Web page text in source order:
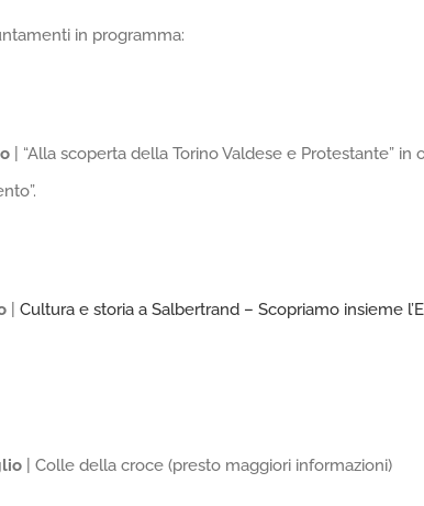
in programma:
| “Alla scoperta della Torino Valdese e Protestante”
Cultura e storia a Salbertrand – Scopriamo insieme
| Colle della croce (presto maggiori informazioni)